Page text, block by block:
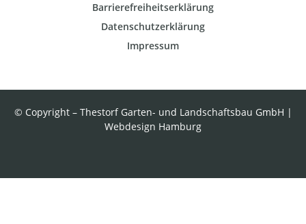
Barrierefreiheitserklärung
Datenschutzerklärung
Impressum
© Copyright – Thestorf Garten- und Landschaftsbau GmbH |
Webdesign Hamburg